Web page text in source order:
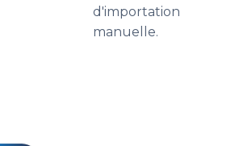
d'importation
manuelle.